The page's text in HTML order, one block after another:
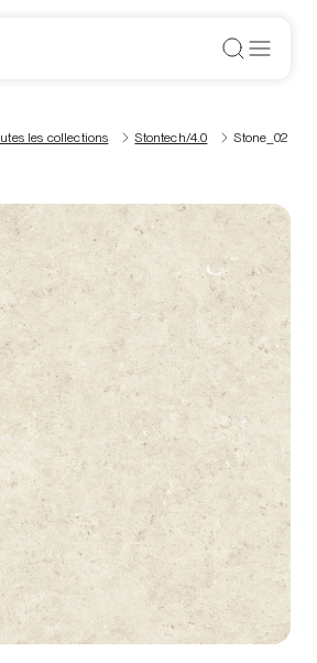
les collections Stontech/4.0 Stone_02